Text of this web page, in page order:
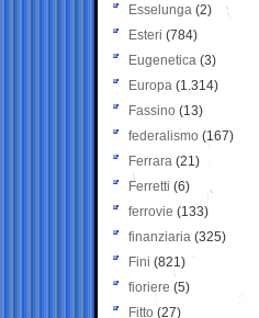
Esselunga (2)
Esteri (784)
Eugenetica (3)
Europa (1.314)
Fassino (13)
federalismo (167)
Ferrara (21)
Ferretti (6)
ferrovie (133)
finanziaria (325)
Fini (821)
fioriere (5)
Fitto (27)